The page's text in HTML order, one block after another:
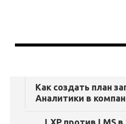
Как создать план
Аналитики в
LXP против LMS